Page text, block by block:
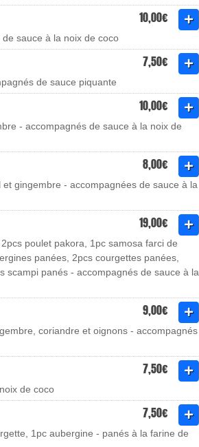
10,00€
sauce à la noix de coco
7,50€
de sauce piquante
10,00€
- accompagnés de sauce à la noix de
8,00€
gingembre - accompagnées de sauce à la
19,00€
poulet pakora, 1pc samosa farci de
panées, 2pcs courgettes panées,
scampi panés - accompagnés de sauce à la
9,00€
coriandre et oignons - accompagnés
7,50€
de coco
7,50€
1pc aubergine - panés à la farine de